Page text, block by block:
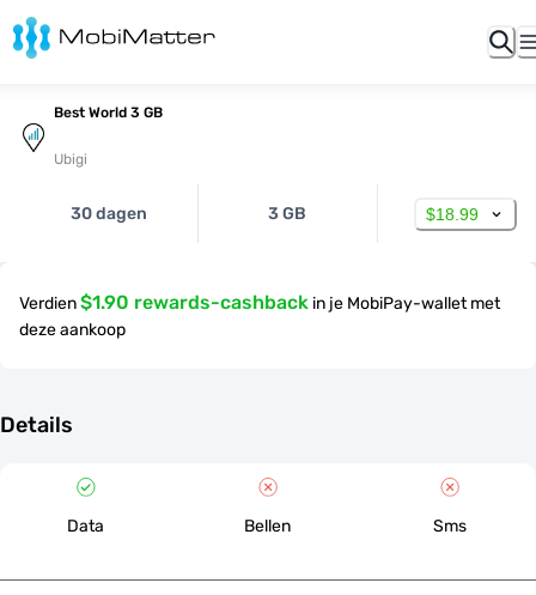
Best World 3 GB
Ubigi
30 dagen 3 GB $18.99
Verdien$1.90 rewards-cashback in je MobiPay-wallet met
deze aankoop
Details
Data Bellen Sms